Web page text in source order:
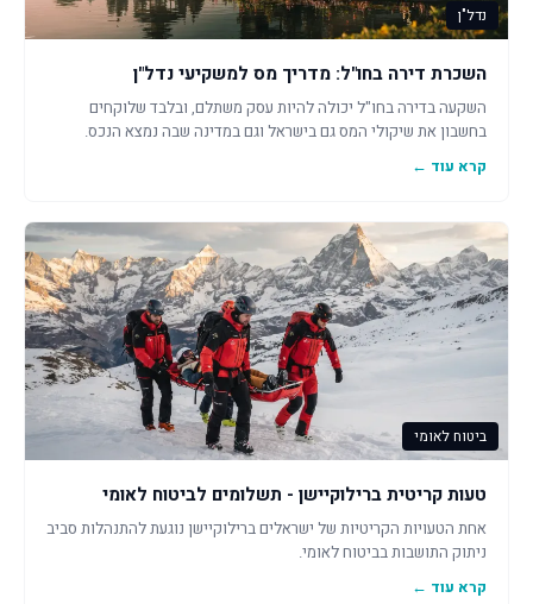
נדל"ן
השכרת דירה בחו"ל: מדריך מס למשקיעי נדל"ן
השקעה בדירה בחו"ל יכולה להיות עסק משתלם, ובלבד שלוקחים
בחשבון את שיקולי המס גם בישראל וגם במדינה שבה נמצא הנכס.
קרא עוד ←
ביטוח לאומי
טעות קריטית ברילוקיישן - תשלומים לביטוח לאומי
אחת הטעויות הקריטיות של ישראלים ברילוקיישן נוגעת להתנהלות סביב
ניתוק התושבות בביטוח לאומי.
קרא עוד ←